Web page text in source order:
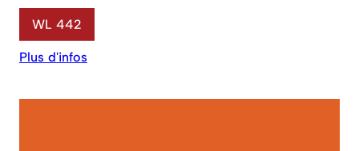
WL 442
Plus d'infos